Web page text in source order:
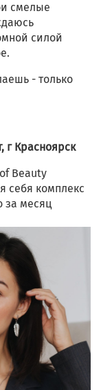
смелые
силой
- только
г Красноярск
Beauty
себя комплекс
за месяц